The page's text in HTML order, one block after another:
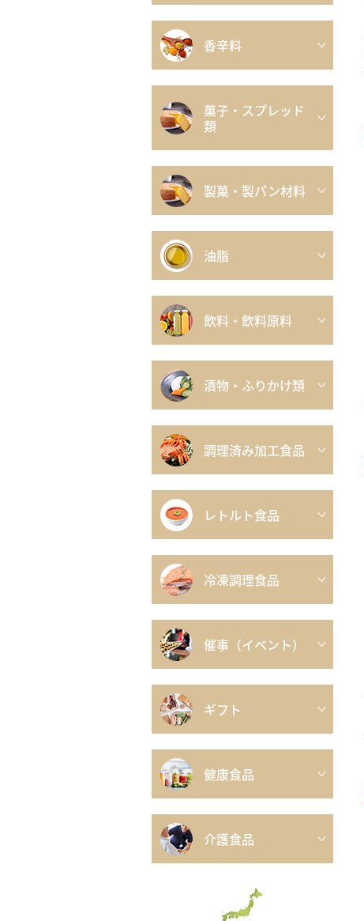
香辛料
菓子・スプレッド
類
製菓・製パン材料
油脂
飲料・飲料原料
漬物・ふりかけ類
調理済み加工食品
レトルト食品
冷凍調理食品
催事（イベント）
ギフト
健康食品
介護食品